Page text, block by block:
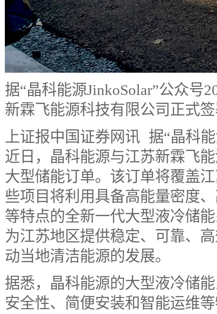
据“晶科能源JinkoSolar”公众号
新霖飞能源科技有限公司正式
上证报中国证券网讯 据“晶科
近日，晶科能源与江苏新霖飞
大型储能订单。该订单将覆盖
些项目将利用具备高能量密度
等特点的全新一代大型液冷储
为江苏地区提供稳定、可靠、
动当地清洁能源的发展。
据悉，晶科能源的大型液冷储
安全性、简便安装和智能运维